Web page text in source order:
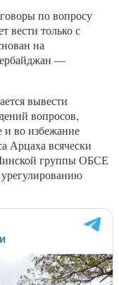
по вопросу
вести только с
на
—
вывести
вопросов,
во избежание
Арцаха всячески
группы ОБСЕ